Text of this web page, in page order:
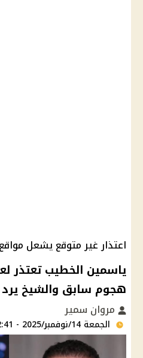
اعتذار غير متوقع يشعل
ياسمين الخطيب تعتذر
هجوم سابق والشيخ يرد
مروان سمير
الجمعة 14/نوفمبر/2025 - 12:41 م